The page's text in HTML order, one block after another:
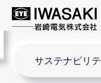
サステナビリ
menu